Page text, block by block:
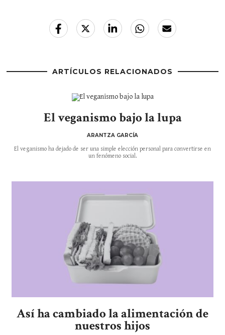
ARTÍCULOS RELACIONADOS
El veganismo bajo la lupa
ARANTZA GARCÍA
El veganismo ha dejado de ser una simple elección personal para convertirse en
un fenómeno social.
Así ha cambiado la alimentación de
nuestros hijos